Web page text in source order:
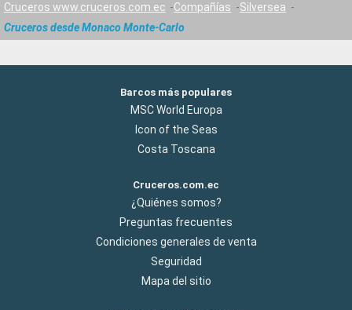
Cruceros www.cruceros.com.ec Compañías
Silversea
Cruceros desde Monaco Monte-Carlo
Barcos más populares
MSC World Europa
Icon of the Seas
Costa Toscana
Cruceros.com.ec
¿Quiénes somos?
Preguntas frecuentes
Condiciones generales de venta
Seguridad
Mapa del sitio